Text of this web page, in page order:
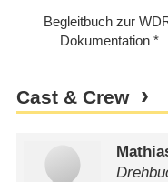
Begleitbuch zur
Dokumentation
Cast & Crew